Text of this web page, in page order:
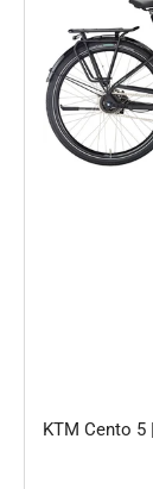
KTM Cento 5